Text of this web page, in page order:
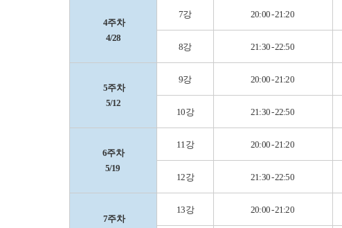
4주차
4/28
7강 20:00 - 21:20
8강 21:30 - 22:50
5주차
5/12
9강 20:00 - 21:20
10강 21:30 - 22:50
6주차
5/19
11강 20:00 - 21:20
12강 21:30 - 22:50
7주차
13강 20:00 - 21:20